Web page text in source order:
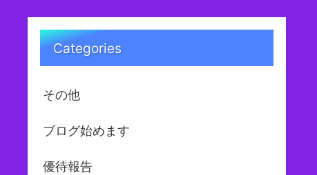
Categories
その他
ブログ始めます
優待報告